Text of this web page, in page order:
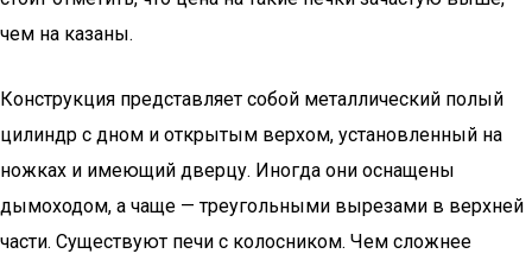
чем на казаны.
Конструкция представляет собой металлический полый
цилиндр с дном и открытым верхом, установленный на
ножках и имеющий дверцу. Иногда они оснащены
дымоходом, а чаще — треугольными вырезами в верхней
части. Существуют печи с колосником. Чем сложнее